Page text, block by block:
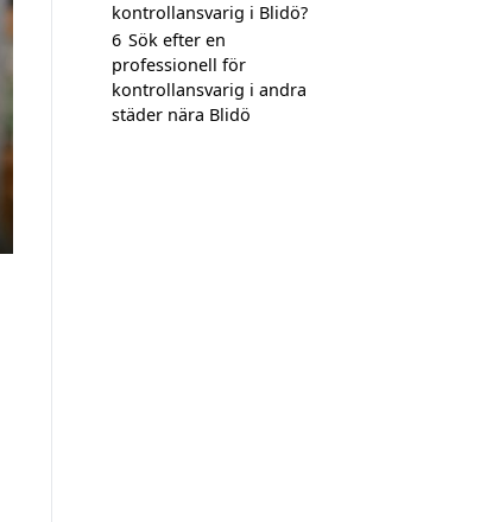
kontrollansvarig i Blidö?
6 Sök efter en
professionell för
kontrollansvarig i andra
städer nära Blidö